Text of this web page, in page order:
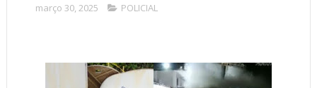
março 30, 2025 POLICIAL